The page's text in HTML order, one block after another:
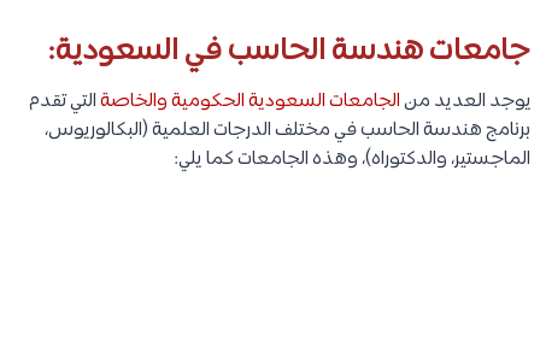
جامعات هندسة الحاسب في السعودية:
يوجد العديد منالجامعات السعودية الحكومية والخاصةالتي تقدم
برنامج هندسة الحاسب في مختلف الدرجات العلمية (البكالوريوس،
الماجستير، والدكتوراه)، وهذه الجامعات كما يلي: